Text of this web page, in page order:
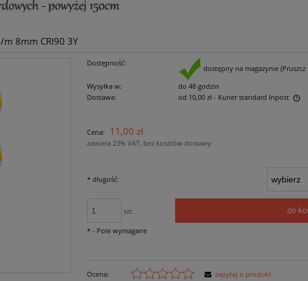
8mm CRI90 3Y
Dostępność:
dostępny na magazynie (Pruszcz
Wysyłka w:
do 48 godzin
Dostawa:
od 10,00 zł - Kurier standard Inpost
płatności
Cena: 11,00 zł
zawiera 23% VAT, bez kosztów dostawy
*długość:
szt. do
*- Pole wymagane
Ocena:
zapytaj o produkt